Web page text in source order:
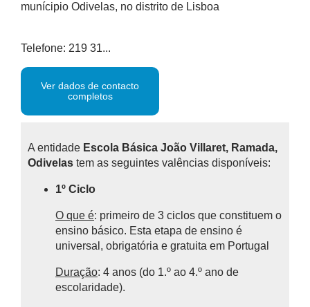
munícipio Odivelas, no distrito de Lisboa
Telefone: 219 31...
Ver dados de contacto
completos
A entidade Escola Básica João Villaret, Ramada,
Odivelas tem as seguintes valências disponíveis:
1º Ciclo
O que é: primeiro de 3 ciclos que constituem o
ensino básico. Esta etapa de ensino é
universal, obrigatória e gratuita em Portugal
Duração: 4 anos (do 1.º ao 4.º ano de
escolaridade).